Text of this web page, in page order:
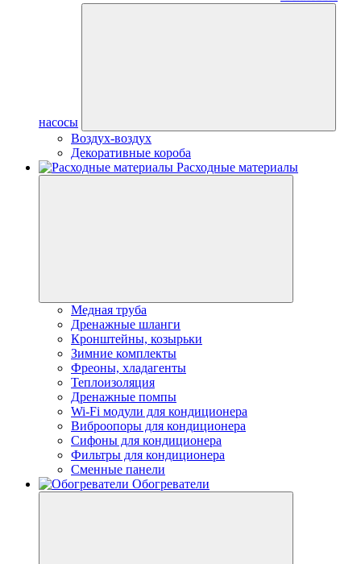
насосы
Воздух-воздух
Декоративные короба
Расходные материалы
Медная труба
Дренажные шланги
Кронштейны, козырьки
Зимние комплекты
Фреоны, хладагенты
Теплоизоляция
Дренажные помпы
Wi-Fi модули для кондиционера
Виброопоры для кондиционера
Сифоны для кондиционера
Фильтры для кондиционера
Сменные панели
Обогреватели